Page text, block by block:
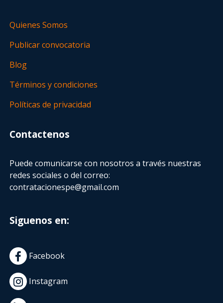
Quienes Somos
Publicar convocatoria
Blog
Términos y condiciones
Políticas de privacidad
Contactenos
Puede comunicarse con nosotros a través nuestras
redes sociales o del correo:
contratacionespe@gmail.com
Siguenos en:
Facebook
Instagram